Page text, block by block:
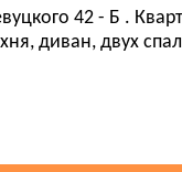
42 - Б .
диван, двух